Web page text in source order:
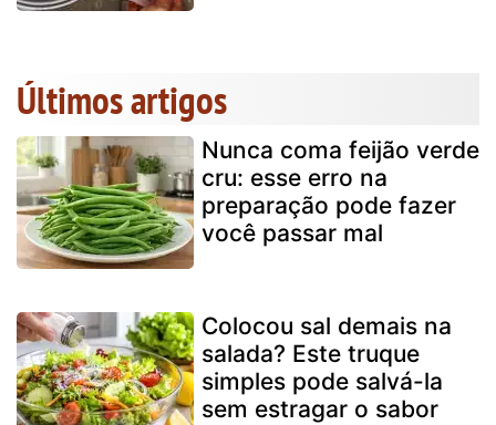
Últimos artigos
Nunca coma feijão verde
cru: esse erro na
preparação pode fazer
você passar mal
Colocou sal demais na
salada? Este truque
simples pode salvá-la
sem estragar o sabor